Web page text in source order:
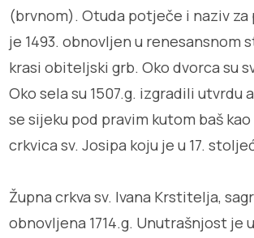
(brvnom). Otuda potječe i naziv
je 1493. obnovljen u renesansnom
krasi obiteljski grb. Oko dvorca su
Oko sela su 1507.g. izgradili utvrdu
se sijeku pod pravim kutom baš
crkvica sv. Josipa koju je u 17.
Župna crkva sv. Ivana Krstitelja,
obnovljena 1714.g. Unutrašnjost